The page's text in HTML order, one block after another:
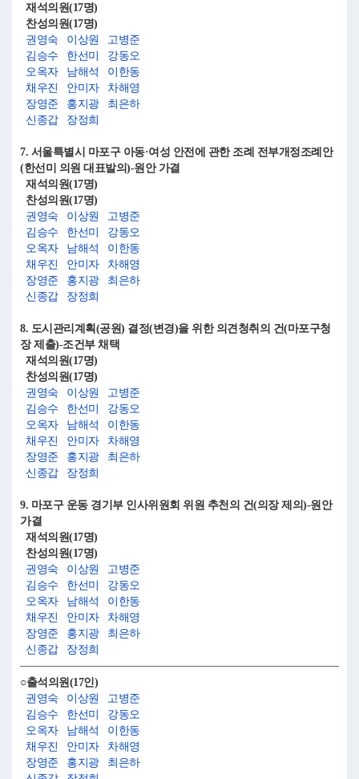
재석의원(17명)
찬성의원(17명)
권영숙
이상원
고병준
김승수
한선미
강동오
오옥자
남해석
이한동
채우진
안미자
차해영
장영준
홍지광
최은하
신종갑
장정희
7. 서울특별시 마포구 아동·여성 안전에 관한 조례 전부개정조례안
(한선미 의원 대표발의)-원안 가결
재석의원(17명)
찬성의원(17명)
권영숙
이상원
고병준
김승수
한선미
강동오
오옥자
남해석
이한동
채우진
안미자
차해영
장영준
홍지광
최은하
신종갑
장정희
8. 도시관리계획(공원) 결정(변경)을 위한 의견청취의 건(마포구청
장 제출)-조건부 채택
재석의원(17명)
찬성의원(17명)
권영숙
이상원
고병준
김승수
한선미
강동오
오옥자
남해석
이한동
채우진
안미자
차해영
장영준
홍지광
최은하
신종갑
장정희
9. 마포구 운동 경기부 인사위원회 위원 추천의 건(의장 제의)-원안
가결
재석의원(17명)
찬성의원(17명)
권영숙
이상원
고병준
김승수
한선미
강동오
오옥자
남해석
이한동
채우진
안미자
차해영
장영준
홍지광
최은하
신종갑
장정희
○출석의원(17인)
권영숙
이상원
고병준
김승수
한선미
강동오
오옥자
남해석
이한동
채우진
안미자
차해영
장영준
홍지광
최은하